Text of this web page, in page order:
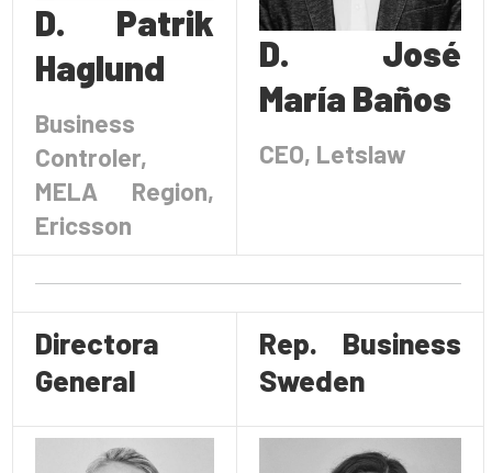
D. Patrik
Haglund
Business
Controler,
MELA Region,
Ericsson
D. José
María Baños
CEO, Letslaw
Directora
General
Rep. Business
Sweden